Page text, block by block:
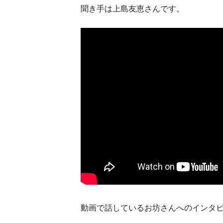
聞き手は上島友恵さんです。
動画で話しているお坊さんへのインタ